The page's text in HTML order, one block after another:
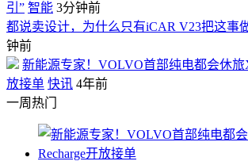
引” 智能 3分钟前
都说卖设计，为什么只有iCAR V23把这事
钟前
新能源专家！VOLVO首部纯电都会休旅
放接单 快讯 4年前
一周热门